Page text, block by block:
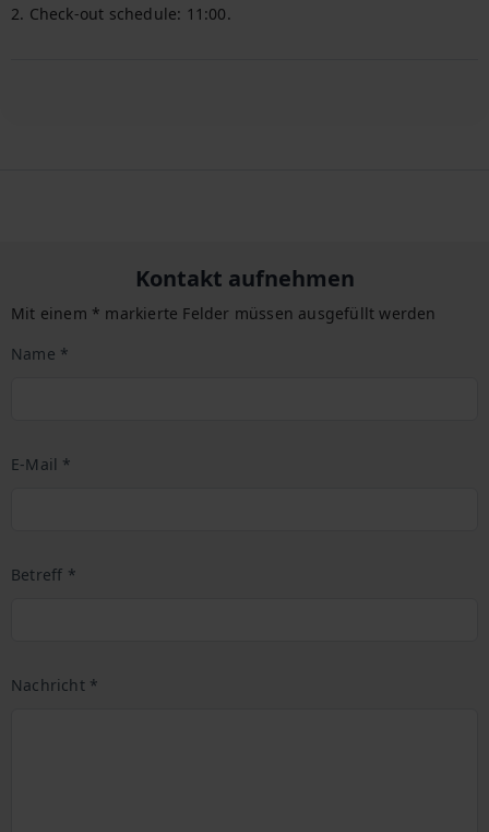
2. Check-out schedule: 11:00.
Kontakt aufnehmen
Mit einem * markierte Felder müssen ausgefüllt werden
Name *
E-Mail *
Betreff *
Nachricht *